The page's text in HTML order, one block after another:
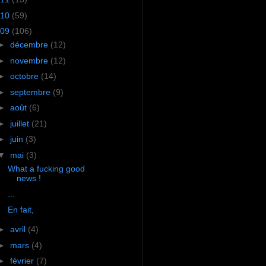
10 (59)
09 (106)
décembre (12)
novembre (12)
octobre (14)
septembre (9)
août (6)
juillet (21)
juin (3)
mai (3)
What a fucking good
news !
En fait,
avril (4)
mars (4)
février (7)